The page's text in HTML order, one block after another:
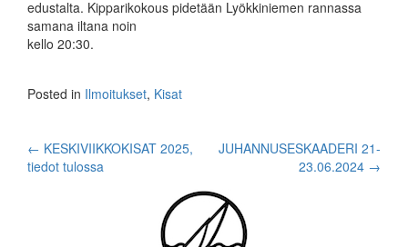
edustalta. Kipparikokous pidetään Lyökkiniemen rannassa
samana iltana noin
kello 20:30.
Posted in Ilmoitukset, Kisat
Post
navigation
← KESKIVIIKKOKISAT 2025,
tiedot tulossa
JUHANNUSESKAADERI 21-
23.06.2024 →